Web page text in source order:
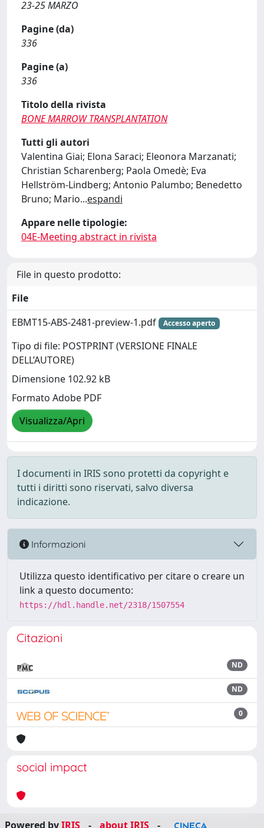
23-25 MARZO
Pagine (da)
336
Pagine (a)
336
Titolo della rivista
BONE MARROW TRANSPLANTATION
Tutti gli autori
Valentina Giai; Elona Saraci; Eleonora Marzanati;
Christian Scharenberg; Paola Omedè; Eva
Hellström-Lindberg; Antonio Palumbo; Benedetto
Bruno; Mario...espandi
Appare nelle tipologie:
04E-Meeting abstract in rivista
File in questo prodotto:
File
EBMT15-ABS-2481-preview-1.pdf
Accesso aperto
Tipo di file: POSTPRINT (VERSIONE FINALE
DELL’AUTORE)
Dimensione 102.92 kB
Formato Adobe PDF
Visualizza/Apri
I documenti in IRIS sono protetti da copyright e
tutti i diritti sono riservati, salvo diversa
indicazione.
Informazioni
Utilizza questo identificativo per citare o creare un
link a questo documento:
https://hdl.handle.net/2318/1507554
Citazioni
ND
ND
0
social impact
Powered byIRIS - about IRIS -